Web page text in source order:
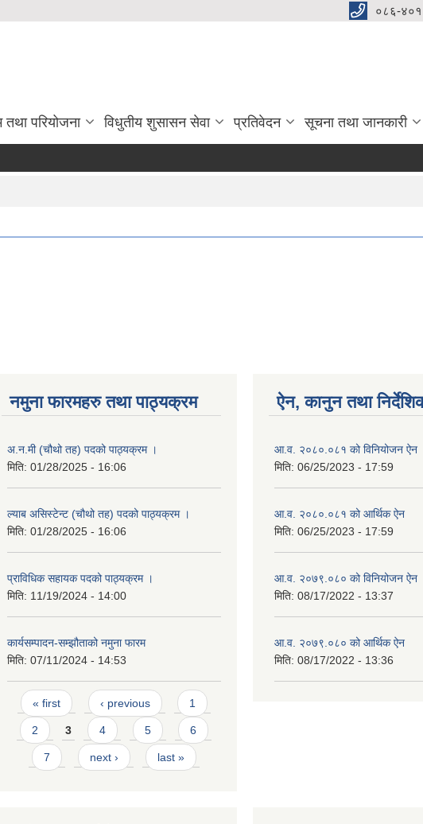
०८६-
तथा परियोजना विधुतीय शुसासन सेवा प्रतिवेदन सूचना तथा जानकारी
नमुना फारमहरु तथा पाठ्यक्रम
अ.न.मी (चौथो तह) पदको पाठ्यक्रम ।
मिति: 01/28/2025 - 16:06
ल्याब असिस्टेन्ट (चौथो तह) पदको पाठ्यक्रम ।
मिति: 01/28/2025 - 16:06
प्राविधिक सहायक पदको पाठ्यक्रम ।
मिति: 11/19/2024 - 14:00
कार्यसम्पादन-सम्झौताको नमुना फारम
मिति: 07/11/2024 - 14:53
Pages
« first ‹ previous 1
2 3 4 5 6
7 next › last »
ऐन, कानुन तथा
आ.व. २०८०.०८१ को विनियोजन ऐन
मिति: 06/25/2023 - 17:59
आ.व. २०८०.०८१ को आर्थिक ऐन
मिति: 06/25/2023 - 17:59
आ.व. २०७९.०८० को विनियोजन ऐन
मिति: 08/17/2022 - 13:37
आ.व. २०७९.०८० को आर्थिक ऐन
मिति: 08/17/2022 - 13:36